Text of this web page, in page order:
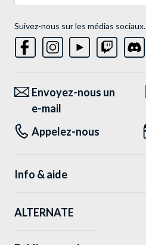
Suivez-nous sur les médias sociaux.
Envoyez-nous un
e-mail
Appelez-nous
Info & aide
ALTERNATE